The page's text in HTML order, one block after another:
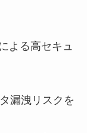
よる高セキュ
漏洩リスクを